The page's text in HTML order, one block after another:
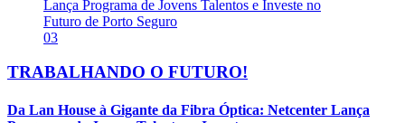
03
TRABALHANDO O FUTURO!
Da Lan House à Gigante da Fibra Óptica: Netcenter Lança